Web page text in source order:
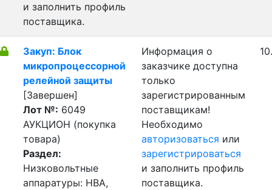
и заполнить профиль
поставщика.
Закуп: Блок
микропроцессорной
релейной защиты
[Завершен]
Лот №: 6049
АУКЦИОН (покупка
товара)
Раздел:
Низковольтные
аппаратуры: НВА,
Информация о
заказчике доступна
только
зарегистрированным
поставщикам!
Необходимо
авторизоваться или
зарегистрироваться
и заполнить профиль
поставщика.